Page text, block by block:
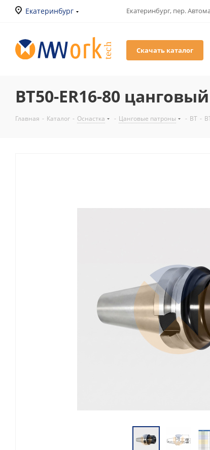
Екатеринбург Екатеринбург, пер.
Скачать каталог
BT50-ER16-80
Главная - Каталог - Оснастка - Цанговые патроны - BT -